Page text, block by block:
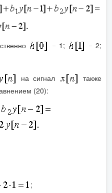
= 1;
= 2;
на сигнал
также
(20):
;